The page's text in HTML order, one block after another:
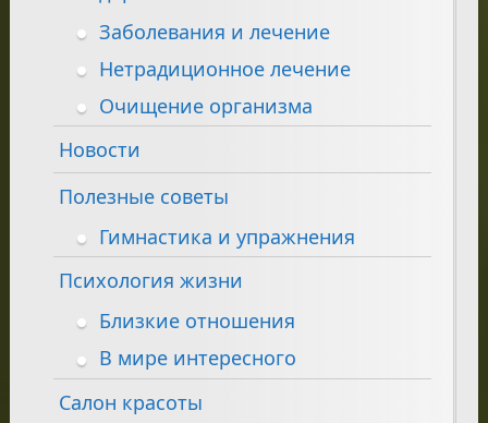
Заболевания и лечение
Нетрадиционное лечение
Очищение организма
Новости
Полезные советы
Гимнастика и упражнения
Психология жизни
Близкие отношения
В мире интересного
Салон красоты